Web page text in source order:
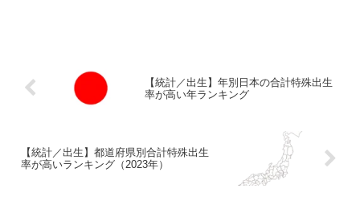
【統計／出生】年別日本の合計特殊出生
率が高い年ランキング
【統計／出生】都道府県別合計特殊出生
率が高いランキング（2023年）